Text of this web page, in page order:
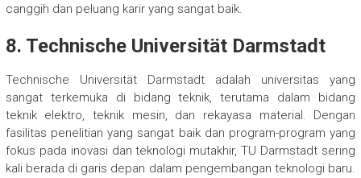
canggih dan peluang karir yang sangat baik.
8. Technische Universität Darmstadt
Technische Universität Darmstadt adalah universitas yang
sangat terkemuka di bidang teknik, terutama dalam bidang
teknik elektro, teknik mesin, dan rekayasa material. Dengan
fasilitas penelitian yang sangat baik dan program-program yang
fokus pada inovasi dan teknologi mutakhir, TU Darmstadt sering
kali berada di garis depan dalam pengembangan teknologi baru.